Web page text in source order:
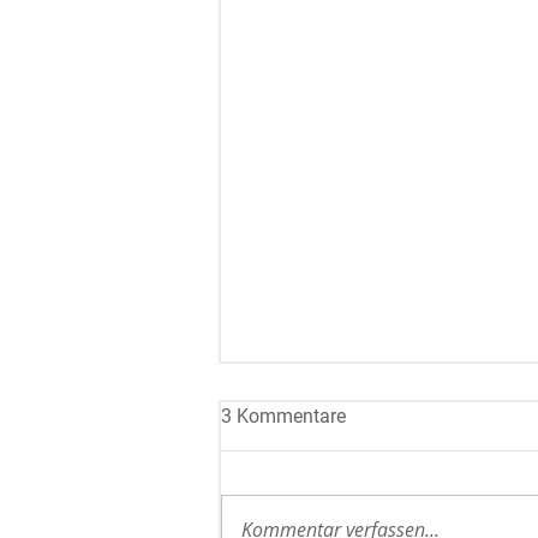
Szechuanpfeffer
3 Kommentare
Kommentar verfassen...